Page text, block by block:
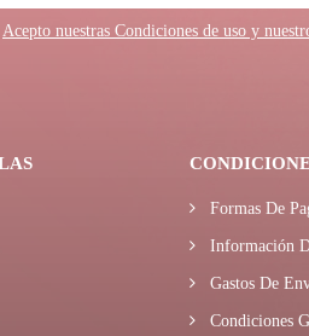
Acepto nuestras Condiciones de uso y
Formas De
Información
Gastos De
Condiciones